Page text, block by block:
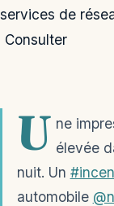
services de
Consulter
U ne
élevée
nuit. Un
automobile